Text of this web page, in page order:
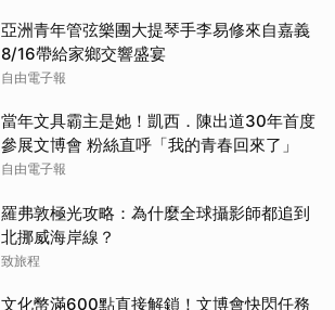
亞洲青年管弦樂團大提琴手李易修來自嘉義
8/16帶給家鄉交響盛宴
自由電子報
當年文具霸主是她！凱西．陳出道30年首度
參展文博會 粉絲直呼「我的青春回來了」
自由電子報
羅弗敦極光攻略：為什麼全球攝影師都追到
北挪威海岸線？
致旅程
文化幣滿600點直接解鎖！文博會快閃任務